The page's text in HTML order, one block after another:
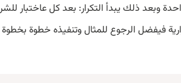
وبعد ذلك يبدأ التكرار: بعد كل عاختبار
فيفضل الرجوع للمثال وتنفيذه خطوة